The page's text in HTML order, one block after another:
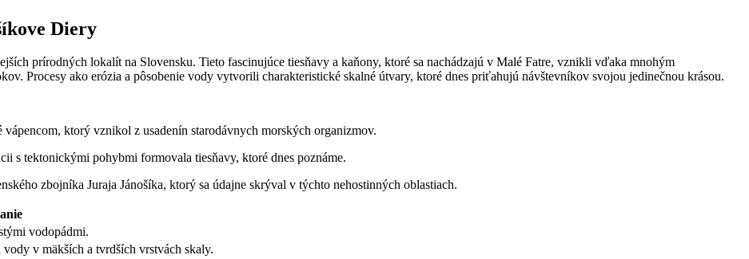
Diery
prírodných lokalít na Slovensku. Tieto fascinujúce tiesňavy a kaňony, ktoré sa nachádzajú v Malé Fatre, vznikli vďaka mnohým
Procesy ako erózia a pôsobenie vody vytvorili charakteristické skalné útvary, ktoré dnes priťahujú návštevníkov svojou jedinečnou krásou.
ktorý vznikol z usadenín starodávnych morských organizmov.
s tektonickými pohybmi formovala tiesňavy, ktoré dnes poznáme.
zbojníka Juraja Jánošíka, ktorý sa údajne skrýval v týchto nehostinných oblastiach.
vodopádmi.
v mäkších a tvrdších vrstvách skaly.